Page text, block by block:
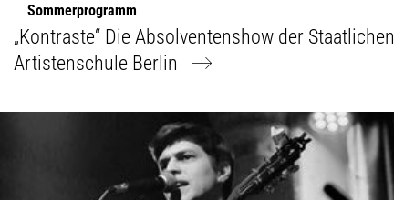
Sommerprogramm
„Kontraste“ Die Absolventenshow der Staatlichen
Artistenschule Berlin